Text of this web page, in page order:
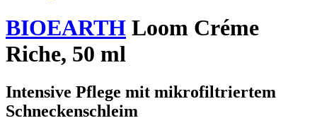
BIOEARTH Loom Créme
Riche, 50 ml
Intensive Pflege mit mikrofiltriertem
Schneckenschleim